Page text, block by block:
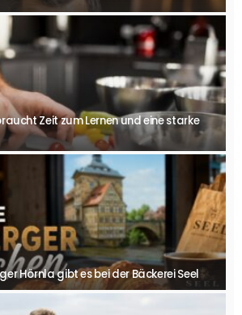
Zeit zum Lernen und eine starke
Hörnla gibt es bei der Bäckerei Seel